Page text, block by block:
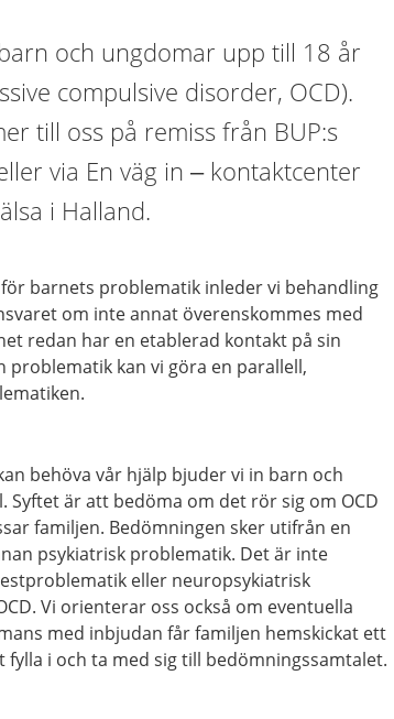
och ungdomar upp till 18 år
compulsive disorder, OCD).
till oss på remiss från BUP:s
via En väg in – kontaktcenter
i Halland.
barnets problematik inleder vi behandling
om inte annat överenskommes med
redan har en etablerad kontakt på sin
kan vi göra en parallell,
behöva vår hjälp bjuder vi in barn och
är att bedöma om det rör sig om OCD
familjen. Bedömningen sker utifrån en
psykiatrisk problematik. Det är inte
eller neuropsykiatrisk
Vi orienterar oss också om eventuella
med inbjudan får familjen hemskickat ett
i och ta med sig till bedömningssamtalet.